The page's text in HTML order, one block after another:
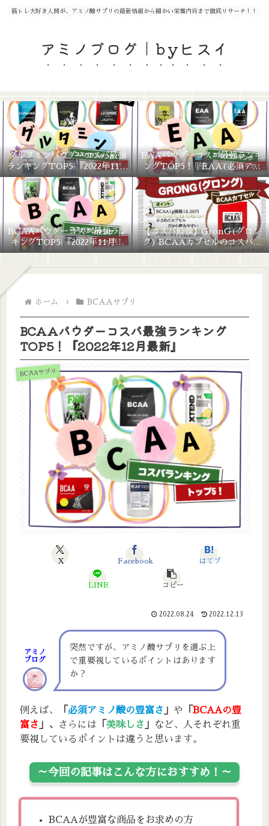
筋トレ大好き人間が、アミノ酸サプリの最新情報から細かい栄養内容まで徹底リサーチ！！
アミノブログ｜byヒスイ
グルタミンパウダーコスパ最強
ランキングTOP5❕『2022年11月
版』
EAAパウダーコスパ最強ランキ
ングTOP5！｜EAA(必須アミ
ノ酸)コスパの良い商品を選ぼ
う！『2022年11月版』
BCAAパウダーコスパ最強ラン
キングTOP5❕『2022年11月最
新』
【コスパ最強】GronG(グロン
グ) BCAAカプセルのコスパや
口コミ評判を徹底調査！
ホーム BCAAサプリ
BCAAパウダーコスパ最強ランキング
TOP5！『2022年12月最新』
BCAAサプリ
X Facebook はてブ
LINE コピー
2022.08.24 2022.12.13
アミノ
ブログ
突然ですが、アミノ酸サプリを選ぶ上
で重要視しているポイントはあります
か？
例えば、 「 必須アミノ酸の豊富さ や 「 BCAAの豊
富さ
」、 さらには 「 美味しさ
など、人それぞれ重
要視しているポイントは違うと思います。
～今回の記事はこんな方におすすめ！～
BCAAが豊富な商品をお求めの方